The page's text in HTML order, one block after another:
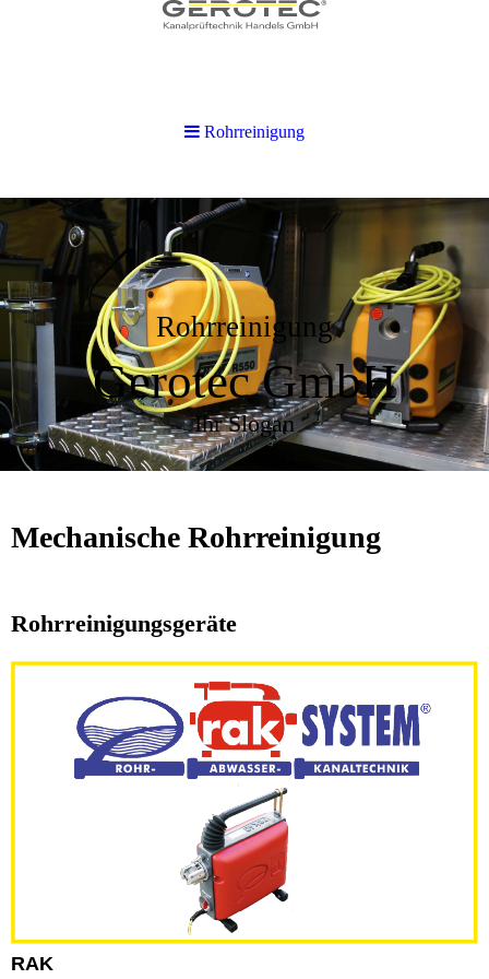
Rohrreinigung
Gerotec GmbH
Ihr Slogan
Mechanische Rohrreinigung
Rohrreinigungsgeräte
RAK
Rohrreinigung